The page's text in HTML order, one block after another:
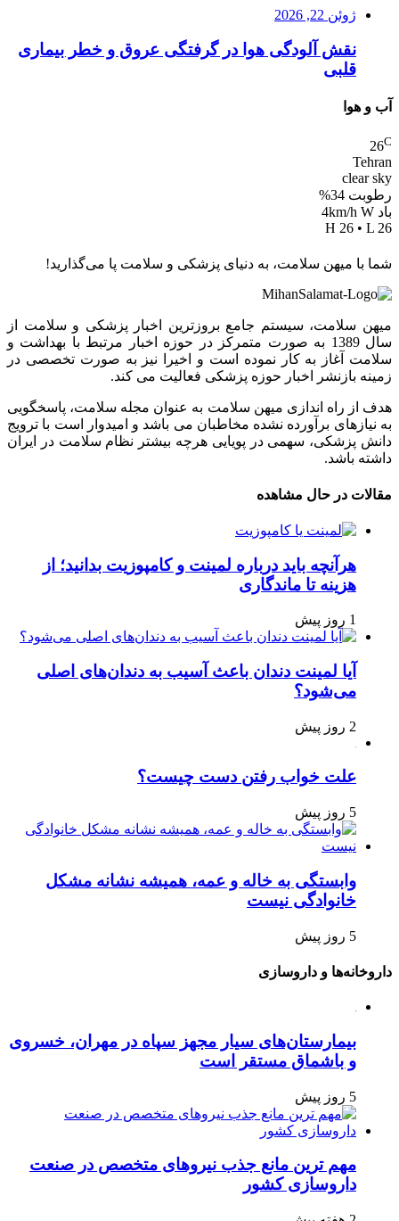
ژوئن 22, 2026
نقش آلودگی هوا در گرفتگی عروق و خطر بیماری
قلبی
آب و هوا
26C
Tehran
clear sky
رطوبت 34%
باد 4km/h W
H 26 • L 26
شما با میهن سلامت، به دنیای پزشکی و سلامت پا می‌گذارید!
میهن سلامت، سیستم جامع بروزترین اخبار پزشکی و سلامت از
سال 1389 به صورت متمرکز در حوزه اخبار مرتبط با بهداشت و
سلامت آغاز به کار نموده است و اخیرا نیز به صورت تخصصی در
زمینه بازنشر اخبار حوزه پزشکی فعالیت می کند.
هدف از راه اندازی میهن سلامت به عنوان مجله سلامت، پاسخگویی
به نیازهای برآورده نشده مخاطبان می باشد و امیدوار است با ترویج
دانش پزشکی، سهمی در پویایی هرچه بیشتر نظام سلامت در ایران
داشته باشد.
مقالات در حال مشاهده
هرآنچه باید درباره لمینت و کامپوزیت بدانید؛ از
هزینه تا ماندگاری
1 روز پیش
آیا لمینت دندان باعث آسیب به دندان‌های اصلی
می‌شود؟
2 روز پیش
علت خواب رفتن دست چیست؟
5 روز پیش
وابستگی به خاله و عمه، همیشه نشانه مشکل
خانوادگی نیست
5 روز پیش
داروخانه‌ها و داروسازی
بیمارستان‌های سیار مجهز سپاه در مهران، خسروی
و باشماق مستقر است
5 روز پیش
مهم ترین مانع جذب نیروهای متخصص در صنعت
داروسازی کشور